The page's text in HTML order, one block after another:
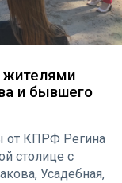
жителями
и бывшего
от КПРФ Регина
столице с
Усадебная,